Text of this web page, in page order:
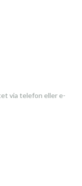
via telefon eller e-